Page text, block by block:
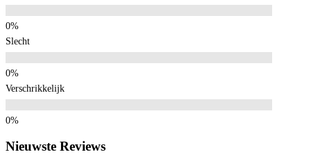
Slecht
Verschrikkelijk
Nieuwste Reviews